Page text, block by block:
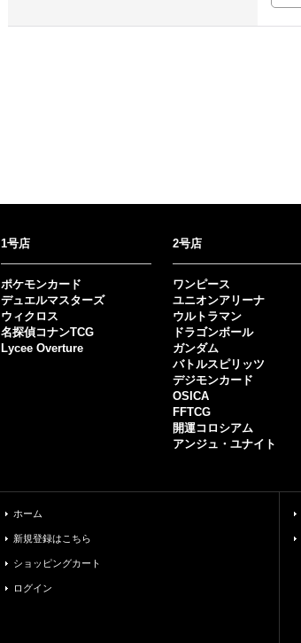
1号店
ポケモンカード
デュエルマスターズ
ウィクロス
名探偵コナンTCG
Lycee Overture
2号店
ワンピース
ユニオンアリーナ
ウルトラマン
ドラゴンボール
ガンダム
バトルスピリッツ
デジモンカード
OSICA
FFTCG
開運コロシアム
アンジュ・ユナイト
ホーム
新規登録はこちら
ショッピングカート
ログイン